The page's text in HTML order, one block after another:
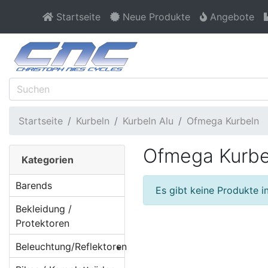
Startseite Neue Produkte Angebote
Startseite Kurbeln Kurbeln Alu Ofmega Kurbeln
Ofmega
Es gibt keine Produkte
Kategorien
Barends
Bekleidung /
Protektoren
Beleuchtung/Reflektoren